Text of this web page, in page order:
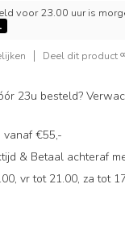
voor 23.00 uur is
Deel dit product
23u besteld?
vanaf €55,-
& Betaal achteraf
vr tot 21.00, za tot